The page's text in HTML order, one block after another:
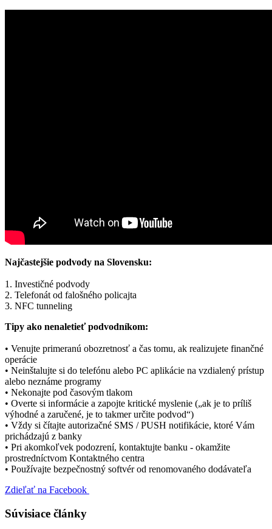
Najčastejšie podvody na Slovensku:
1. Investičné podvody
2. Telefonát od falošného policajta
3. NFC tunneling
Tipy ako nenaletieť podvodníkom:
• Venujte primeranú obozretnosť a čas tomu, ak realizujete finančné
operácie
• Neinštalujte si do telefónu alebo PC aplikácie na vzdialený prístup
alebo neznáme programy
• Nekonajte pod časovým tlakom
• Overte si informácie a zapojte kritické myslenie („ak je to príliš
výhodné a zaručené, je to takmer určite podvod“)
• Vždy si čítajte autorizačné SMS / PUSH notifikácie, ktoré Vám
prichádzajú z banky
• Pri akomkoľvek podozrení, kontaktujte banku - okamžite
prostredníctvom Kontaktného centra
• Používajte bezpečnostný softvér od renomovaného dodávateľa
Zdieľať na Facebook
Súvisiace články